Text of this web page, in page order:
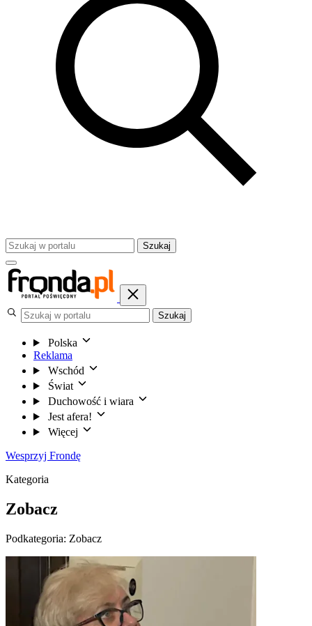
Szukaj
Szukaj
Polska
Reklama
Wschód
Świat
Duchowość i wiara
Jest afera!
Więcej
Wesprzyj Frondę
Kategoria
Zobacz
Podkategoria: Zobacz